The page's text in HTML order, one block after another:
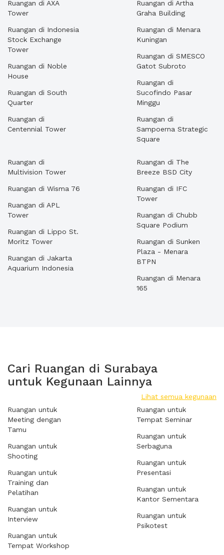
Ruangan di AXA
Tower
Ruangan di Indonesia
Stock Exchange
Tower
Ruangan di Noble
House
Ruangan di South
Quarter
Ruangan di
Centennial Tower
Ruangan di Artha
Graha Building
Ruangan di Menara
Kuningan
Ruangan di SMESCO
Gatot Subroto
Ruangan di
Sucofindo Pasar
Minggu
Ruangan di
Sampoerna Strategic
Square
Ruangan di
Multivision Tower
Ruangan di Wisma 76
Ruangan di APL
Tower
Ruangan di Lippo St.
Moritz Tower
Ruangan di Jakarta
Aquarium Indonesia
Ruangan di The
Breeze BSD City
Ruangan di IFC
Tower
Ruangan di Chubb
Square Podium
Ruangan di Sunken
Plaza - Menara
BTPN
Ruangan di Menara
165
Cari Ruangan di Surabaya
untuk Kegunaan Lainnya
Lihat semua kegunaan
Ruangan untuk
Meeting dengan
Tamu
Ruangan untuk
Shooting
Ruangan untuk
Training dan
Pelatihan
Ruangan untuk
Interview
Ruangan untuk
Tempat Workshop
Ruangan untuk
Tempat Seminar
Ruangan untuk
Serbaguna
Ruangan untuk
Presentasi
Ruangan untuk
Kantor Sementara
Ruangan untuk
Psikotest